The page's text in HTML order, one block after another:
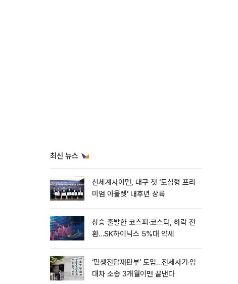
최신 뉴스
신세계사이먼, 대구 첫 '도심형 프리
미엄 아울렛' 내후년 상륙
상승 출발한 코스피·코스닥, 하락 전
환…SK하이닉스 5%대 약세
‘민생전담재판부’ 도입…전세사기·임
대차 소송 3개월이면 끝낸다